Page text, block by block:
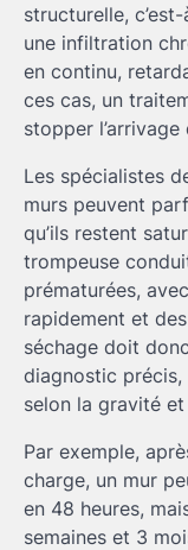
structurelle,
une infiltration
en continu,
ces cas, un
stopper l’arrivage
Les spécialistes
murs peuvent
qu’ils restent
trompeuse
prématurées,
rapidement et
séchage doit
diagnostic précis,
selon la gravité et
Par exemple,
charge, un mur
en 48 heures,
semaines et 3